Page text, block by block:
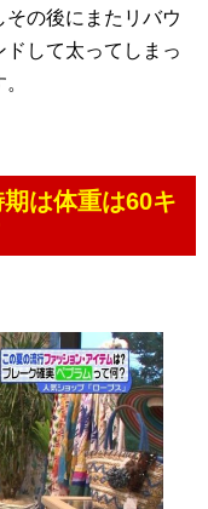
の後にまたリバウ
して太ってしまっ
は体重は60キ